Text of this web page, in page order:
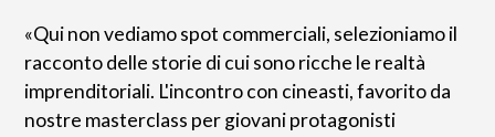
«Qui non vediamo spot commerciali, selezioniamo il
racconto delle storie di cui sono ricche le realtà
imprenditoriali. L'incontro con cineasti, favorito da
nostre masterclass per giovani protagonisti